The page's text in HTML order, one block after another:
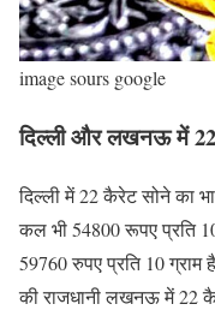
image sours google
दिल्ली और लखनऊ में
दिल्ली में 22 कैरेट सोने का
कल भी 54800 रूपए प्रति
59760 रुपए प्रति 10 ग्राम
की राजधानी लखनऊ में 22